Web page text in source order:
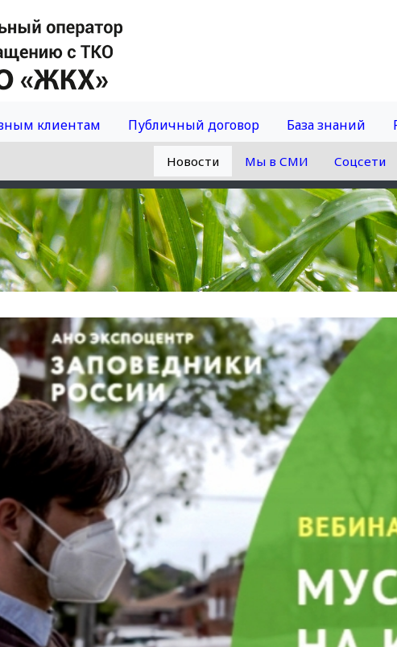
клиентам Публичный договор База знаний
Новости Мы в СМИ Соцсети